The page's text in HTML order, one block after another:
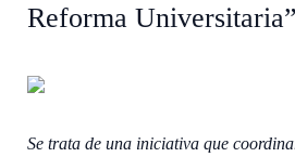
Reforma Universitaria”
Se trata de una iniciativa que